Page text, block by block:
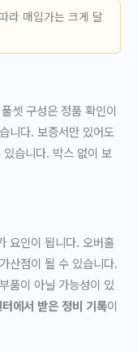
라 매입가는 크게 달
셋 구성은 정품 확인이
니다. 보증서만 있어도
습니다. 박스 없이 보
요인이 됩니다. 오버홀
산점이 될 수 있습니다.
품이 아닐 가능성이 있
에서 받은 정비 기록이